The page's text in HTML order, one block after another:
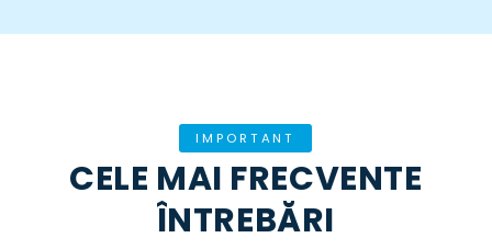
IMPORTANT
CELE MAI FRECVENTE
ÎNTREBĂRI